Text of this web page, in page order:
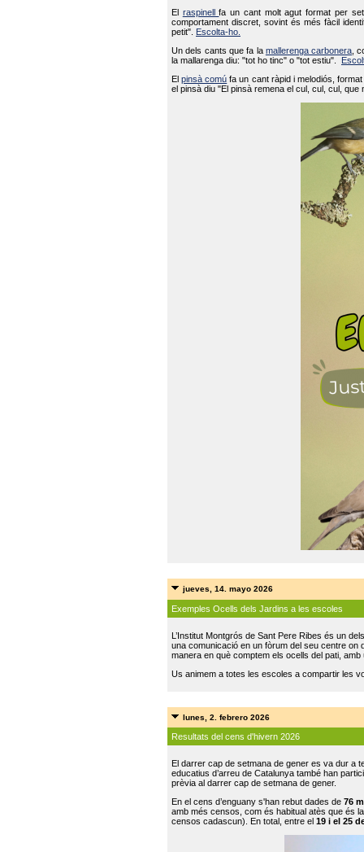
El raspinellfa un cant molt agut format per
comportament discret, sovint és més fàcil
petit".
Escolta-ho.
Un dels cants que fa la mallerenga carbonera ,
la mallarenga diu: "tot ho tinc" o "tot estiu".
Elpinsà comú fa un cant ràpid i melodiós,
el pinsà diu "El pinsà remena el cul, cul, cul,
jueves, 14. mayo 2026
Exemples Ocells dels Jardins a les escoles
L’Institut Montgrós de Sant Pere Ribes és un
una comunicació en un fòrum del seu centre on
manera en què comptem els ocells del pati,
Us animem a totes les escoles a compartir les
lunes, 2. febrero 2026
Resultats del cens d'hivern 2026
El darrer cap de setmana de gener es va dur a
educatius d’arreu de Catalunya també han
prèvia al darrer cap de setmana de gener.
En el cens d’enguany s'han rebut dades de 76
amb més censos, com és habitual atès que és
censos cadascun). En total, entre el 19 i el 25